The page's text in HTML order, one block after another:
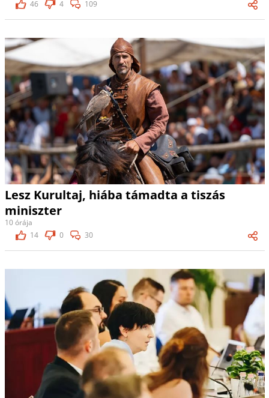
46 4 109
Lesz Kurultaj, hiába támadta a tiszás
miniszter
10 órája
14
0 30